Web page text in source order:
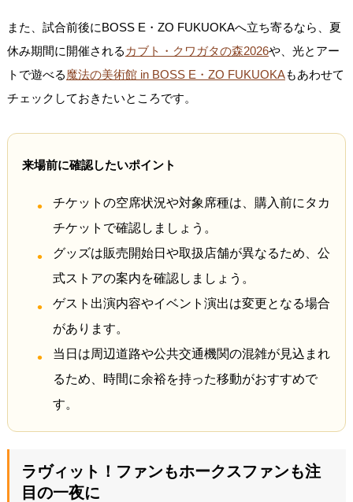
また、試合前後にBOSS E・ZO FUKUOKAへ立ち寄るなら、夏
休み期間に開催される カブト・クワガタの森2026や、光とアー
トで遊べる魔法の美術館 in BOSS E・ZO FUKUOKAもあわせて
チェックしておきたいところです。
来場前に確認したいポイント
チケットの空席状況や対象席種は、購入前にタカ
チケットで確認しましょう。
グッズは販売開始日や取扱店舗が異なるため、公
式ストアの案内を確認しましょう。
ゲスト出演内容やイベント演出は変更となる場合
があります。
当日は周辺道路や公共交通機関の混雑が見込まれ
るため、時間に余裕を持った移動がおすすめで
す。
ラヴィット！ファンもホークスファンも注
目の一夜に